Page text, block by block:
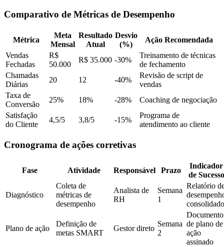
Comparativo de Métricas de Desempenho
Métrica
Meta
Mensal
Resultado
Atual
Desvio
(%)
Ação Recomendada
Vendas
Fechadas
R$
50.000
R$ 35.000 -30%
Treinamento de técnicas
de fechamento
Chamadas
Diárias
20 12 -40%
Revisão de script de
vendas
Taxa de
Conversão
25% 18% -28%
Coaching de negociação
Satisfação
do Cliente
4,5/5 3,8/5 -15%
Programa de
atendimento ao cliente
Cronograma de ações corretivas
Fase Atividade Responsável Prazo
Indicador
de Sucesso
Diagnóstico
Coleta de
métricas de
desempenho
Analista de
RH
Semana
1
Relatório
consolidado
Plano de ação
Definição de
metas SMART
Gestor direto
Semana
2
Documento
de plano de
ação
assinado